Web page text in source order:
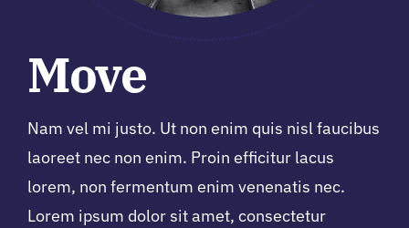
Move
Nam vel mi justo. Ut non enim quis nisl faucibus
laoreet nec non enim. Proin efficitur lacus
lorem, non fermentum enim venenatis nec.
Lorem ipsum dolor sit amet, consectetur